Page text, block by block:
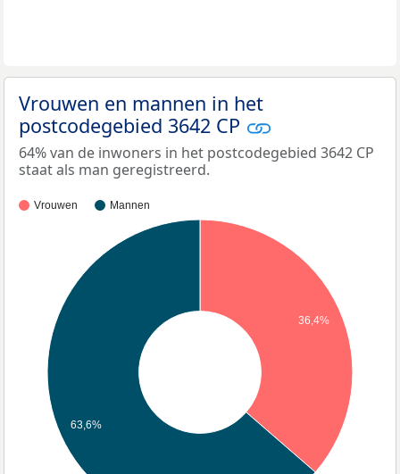
Vrouwen en mannen in het
postcodegebied 3642 CP
64% van de inwoners in het postcodegebied 3642 CP
staat als man geregistreerd.
Vrouwen Mannen
36,4%
63,6%